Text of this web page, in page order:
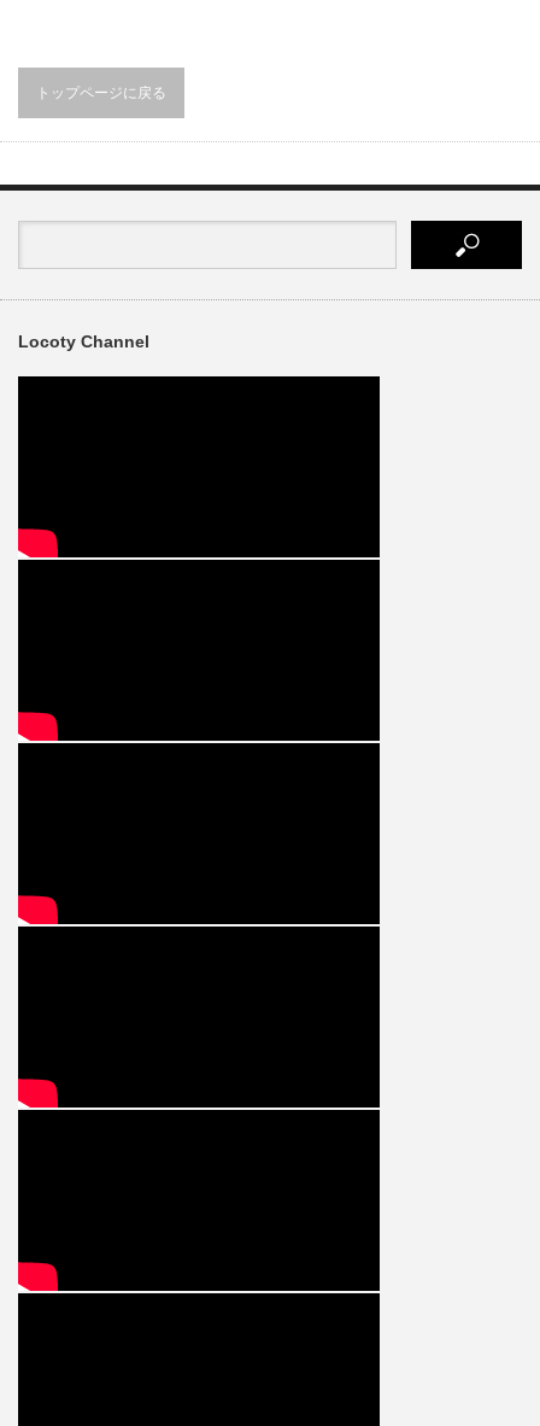
トップページに戻る
Locoty Channel